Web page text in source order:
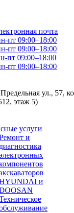
почта
пт 09:00–18:00
пт 09:00–18:00
пт 09:00–18:00
пт 09:00–18:00
ул., 57,
этаж 5)
услуги
и
диагностика
и